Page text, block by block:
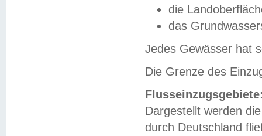
die
das
Jedes Gewässer hat
Die Grenze des
Dargestellt werden
durch Deutschland